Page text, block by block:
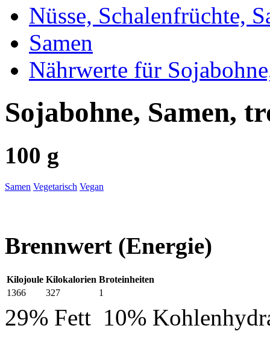
Nüsse, Schalenfrüchte,
Samen
Nährwerte für
Sojabohne, Samen,
100 g
Samen Vegetarisch Vegan
Brennwert (Energie)
Kilojoule Kilokalorien Broteinheiten
1366
327 1
29% Fett 10%